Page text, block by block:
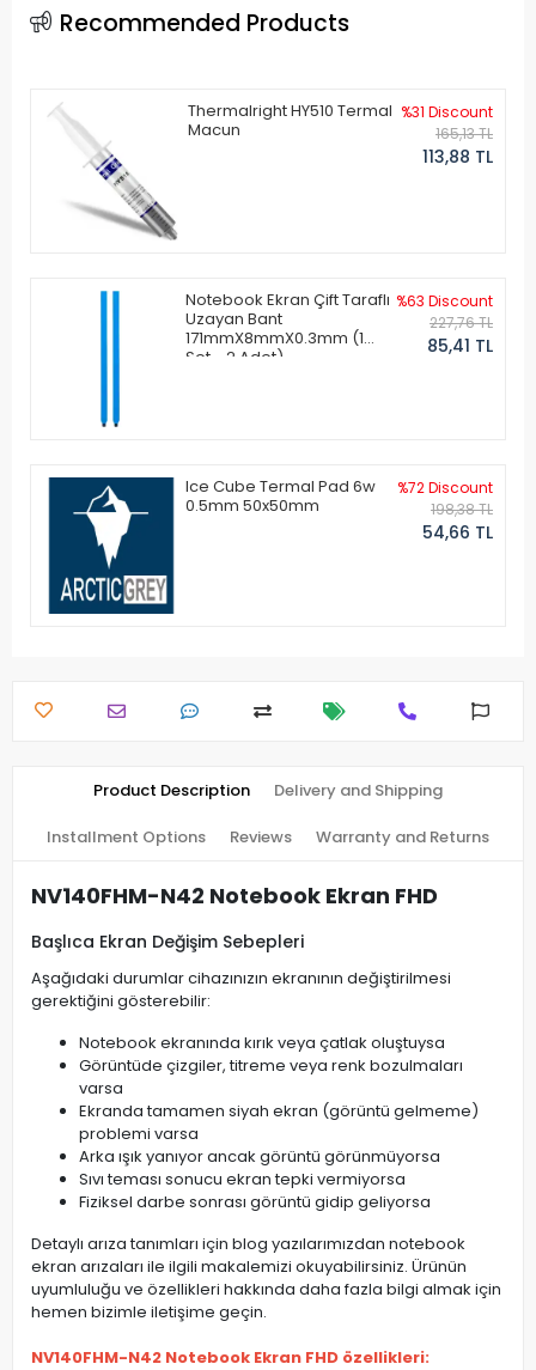
Recommended Products
Thermalright HY510 Termal
Macun
%31 Discount
165,13 TL
113,88 TL
Notebook Ekran Çift Taraflı
Uzayan Bant
171mmX8mmX0.3mm (1
Set - 2 Adet)
%63 Discount
227,76 TL
85,41 TL
Ice Cube Termal Pad 6w
0.5mm 50x50mm
%72 Discount
198,38 TL
54,66 TL
Product Description Delivery and Shipping
Installment Options Reviews Warranty and Returns
NV140FHM-N42 Notebook Ekran FHD
Başlıca Ekran Değişim Sebepleri
Aşağıdaki durumlar cihazınızın ekranının değiştirilmesi
gerektiğini gösterebilir:
Notebook ekranında kırık veya çatlak oluştuysa
Görüntüde çizgiler, titreme veya renk bozulmaları
varsa
Ekranda tamamen siyah ekran (görüntü gelmeme)
problemi varsa
Arka ışık yanıyor ancak görüntü görünmüyorsa
Sıvı teması sonucu ekran tepki vermiyorsa
Fiziksel darbe sonrası görüntü gidip geliyorsa
Detaylı arıza tanımları için blog yazılarımızdan notebook
ekran arızaları ile ilgili makalemizi okuyabilirsiniz. Ürünün
uyumluluğu ve özellikleri hakkında daha fazla bilgi almak için
hemen bizimle iletişime geçin.
NV140FHM-N42 Notebook Ekran FHD özellikleri: